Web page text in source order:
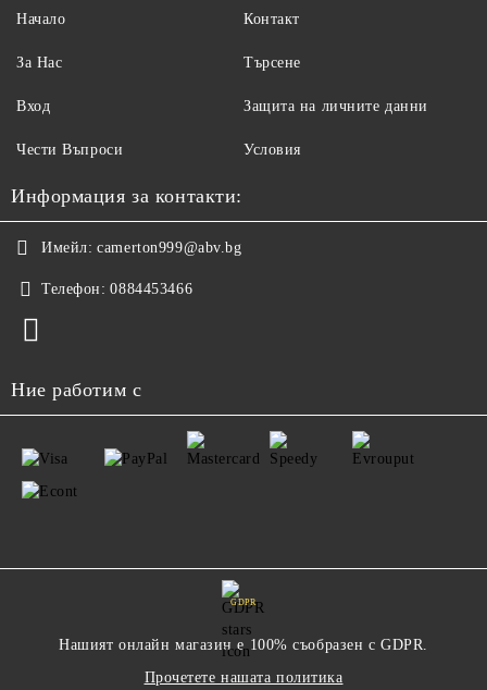
Начало
За Нас
Вход
Чести Въпроси
Контакт
Търсене
Защита на личните данни
Условия
Информация за контакти:
Имейл: camerton999@abv.bg
Телефон: 0884453466
Ние работим с
GDPR
Нашият онлайн магазин е 100% съобразен с GDPR.
Прочетете нашата политика